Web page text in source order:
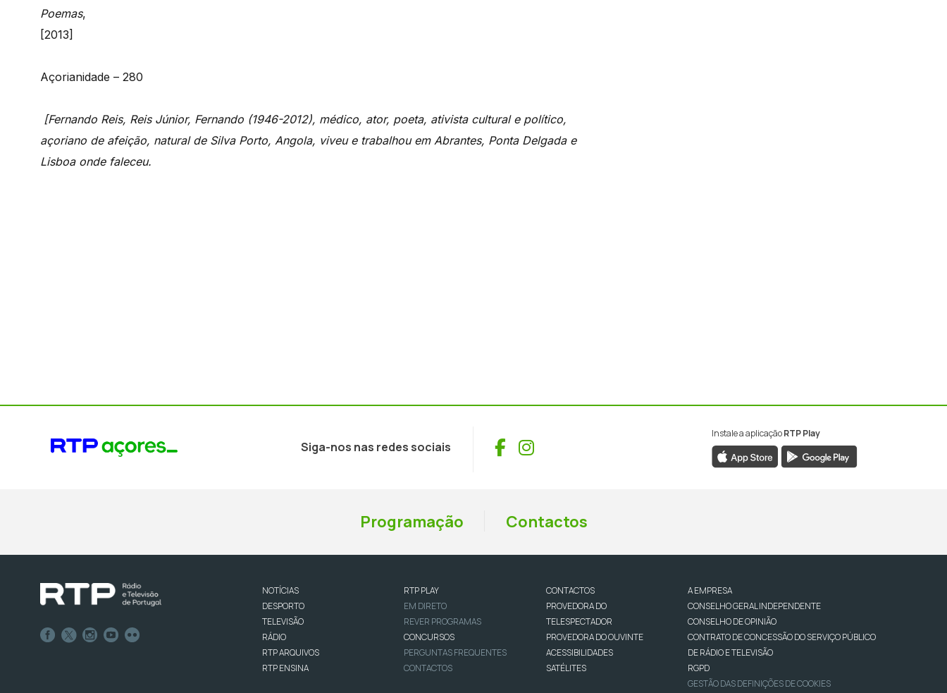
Poemas,
[2013]
Açorianidade – 280
[Fernando Reis, Reis Júnior, Fernando (1946-2012), médico, ator, poeta, ativista cultural e político,
açoriano de afeição, natural de Silva Porto, Angola, viveu e trabalhou em Abrantes, Ponta Delgada e
Lisboa onde faleceu.
Siga-nos nas redes sociais Facebook
Instagram
Instale a aplicaçãoRTP Play
Programação Contactos
NOTÍCIAS
DESPORTO
TELEVISÃO
RÁDIO
RTP ARQUIVOS
RTP ENSINA
RTP PLAY
EM DIRETO
REVER PROGRAMAS
CONCURSOS
PERGUNTAS FREQUENTES
CONTACTOS
CONTACTOS
PROVEDORA DO
TELESPECTADOR
PROVEDORA DO OUVINTE
ACESSIBILIDADES
SATÉLITES
A EMPRESA
CONSELHO GERAL INDEPENDENTE
CONSELHO DE OPINIÃO
CONTRATO DE CONCESSÃO DO SERVIÇO PÚBLICO
DE RÁDIO E TELEVISÃO
RGPD
GESTÃO DAS DEFINIÇÕES DE COOKIES